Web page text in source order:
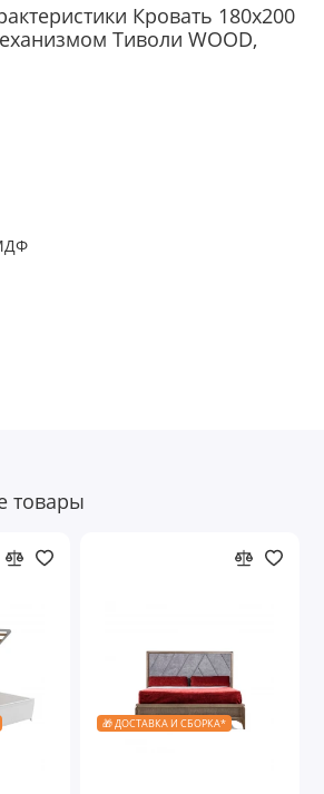
Кровать 180x200
Тиволи WOOD,
товары
🎁 ДОСТАВКА И СБОРКА*